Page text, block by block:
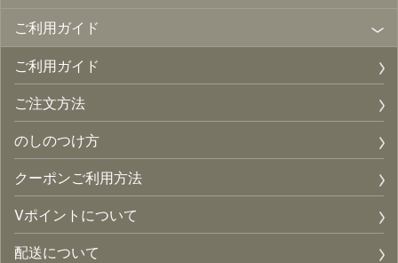
ご利用ガイド
ご利用ガイド
ご注文方法
のしのつけ方
クーポンご利用方法
Vポイントについて
配送について